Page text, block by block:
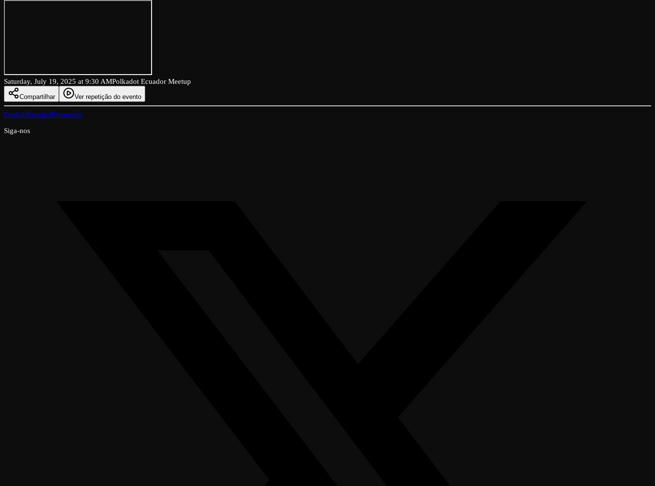
Saturday, July 19, 2025 at 9:30 AMPolkadot Ecuador Meetup
Compartilhar Ver repetição do evento
EnglishEspañolPortuguês
Siga-nos